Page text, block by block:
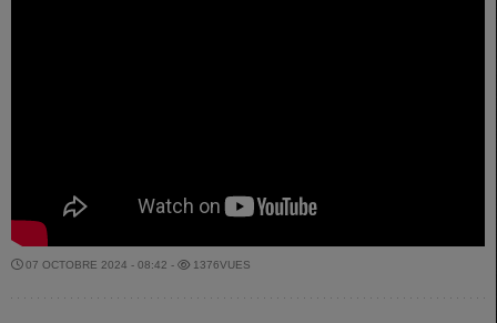
07 OCTOBRE 2024 - 08:42 - 1376VUES